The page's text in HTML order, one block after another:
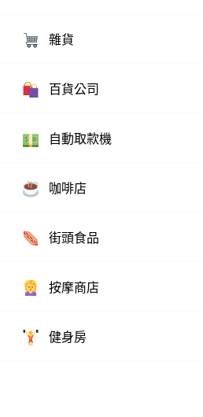
雜貨
百貨公司
自動取款機
咖啡店
街頭食品
按摩商店
健身房